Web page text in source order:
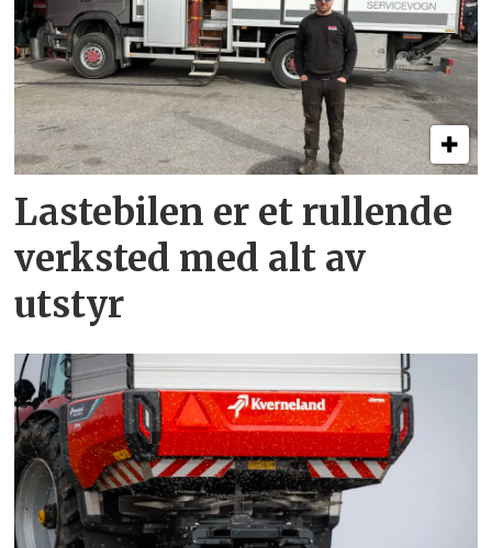
Lastebilen er et rullende
verksted med alt av
utstyr